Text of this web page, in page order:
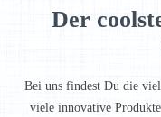
Der
Bei uns findest Du die
viele innovative